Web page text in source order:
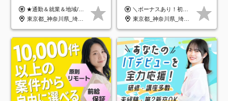
オリジナル研修をご用
意/AI・IoT/残業平均8時間
★通勤＆就業＆地域/住宅＆役職手当あり ★残業代は全額支給 ★選べる給与制度あり！ ■東京・神奈川・千葉・埼玉勤務の場合 月給24.5万円～55万円＋諸手当 （残業代は全額支給） (20,000円の地域/住宅手当込み) ■愛知・京都・大阪・兵庫勤務の場合 月給24万円以上＋諸手当 （残業代は全額支給） (15,000円の地域/住宅手当込み) ■茨城・栃木・群馬・静岡・三重・滋賀・広島・福岡勤務の場合 月給23.5万円以上＋諸手当 （残業代は全額支給） (10,000円の地域/住宅手当込み) ■北海道・宮城・山梨・長野・岐阜・奈良・和歌山・岡山勤務の場合 月給23万円以上＋諸手当 （残業代は全額支給） (5,000円の地域/住宅手当込み) ■その他のエリア勤務の場合 月給22.5万円以上＋諸手当 （残業代は全額支給） ※経験や能力を考慮し、当社規定により優遇します 【昇給：年一回実施】 【選べる給与制度】 ★収入を重視する方に… 「変動型人事制度」の選択も可能（派遣先からの評価に応じて収入アップ！） ※年2回のタイミングで希望者と面談の上決定します。
東京都_神奈川県_埼玉県_千葉県_大阪府_愛知県_北海道_岩手県_宮城県_山形県_福島県_茨城県_栃木県_群馬県_山梨県_長野県_富山県_石川県_静岡県_岐阜県_三重県_兵庫県_京都府_滋賀県_奈良県_広島県_岡山県_山口県_愛媛県_福岡県_熊本県_長崎県
｜リモート率8割以上｜充実
のキャリア支援｜残業月10h
＼ボーナスあり！初年度から年収300万円以上／ ■月給25万円～35万円＋残業代全額支給＋各種手当＋賞与年1回 ◎経験・年齢・スキルなどを考慮し、できるだけ優遇します ◎試用期間中(3カ月)は契約社員で、月給21万円＋諸手当になります。 (試用期間中は残業が発生しません。その他の待遇に変更はありません) ----------------- ＼3つの評価軸！実力次第で早期収入アップ！／ 【1】スキル(IT理解、実装力、設計) 【2】実務力(現場評価、コミュ力、品質) 【3】姿勢(自走力、意欲、責任感) この3つの評価軸で、3カ月ごとに評価。社内グレードにより、給与が決まる明確な仕組みです。何ができれば給与が上がるのか分かりやすく、実力や努力次第で早期に収入を増やせます！ 【固定残業代について】 なし（残業代は、実際の労働時間に応じて別途全額支給）
東京都_神奈川県_埼玉県_千葉県_大阪府_愛知県_北海道_青森県_岩手県_宮城県_秋田県_山形県_福島県_茨城県_栃木県_群馬県_新潟県_山梨県_長野県_富山県_石川県_福井県_静岡県_岐阜県_三重県_兵庫県_京都府_滋賀県_奈良県_和歌山県_広島県_岡山県_鳥取県_島根県_山口県_徳島県_香川県_愛媛県_高知県_福岡県_熊本県_佐賀県_長崎県_大分県_宮崎県_鹿児島県_沖縄県